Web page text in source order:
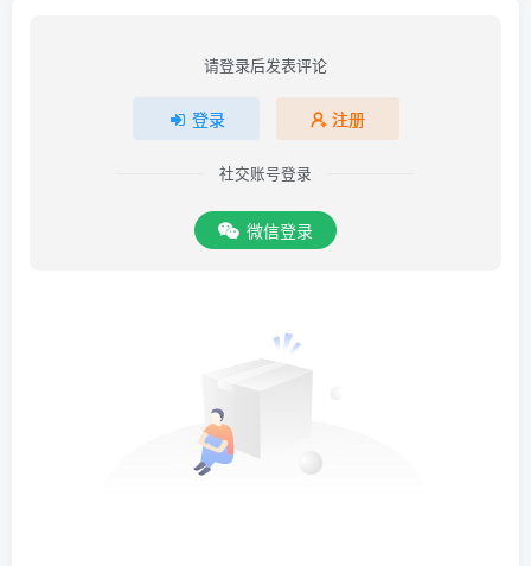
请登录后发表评论
登录 注册
社交账号登录
微信登录